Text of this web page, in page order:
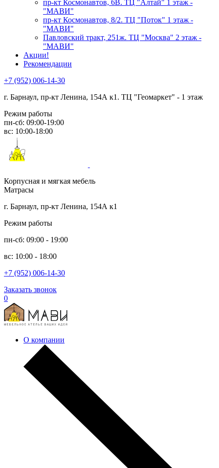
пр-кт Космонавтов, 6В. ТЦ "Алтай" 1 этаж -
"МАВИ"
пр-кт Космонавтов, 8/2. ТЦ "Поток" 1 этаж -
"МАВИ"
Павловский тракт, 251ж. ТЦ "Москва" 2 этаж -
"МАВИ"
Акции!
Рекомендации
+7 (952) 006-14-30
г. Барнаул, пр-кт Ленина, 154А к1. ТЦ "Геомаркет" - 1 этаж
Режим работы
пн-сб: 09:00-19:00
вс: 10:00-18:00
Корпусная и мягкая мебель
Матрасы
г. Барнаул, пр-кт Ленина, 154А к1
Режим работы
пн-сб: 09:00 - 19:00
вс: 10:00 - 18:00
+7 (952) 006-14-30
Заказать звонок
0
О компании